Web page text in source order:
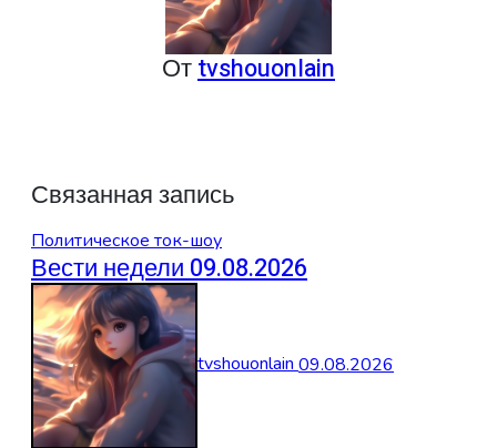
Отtvshouonlain
Связанная запись
Политическое ток-шоу
Вести недели 09.08.2026
tvshouonlain09.08.2026